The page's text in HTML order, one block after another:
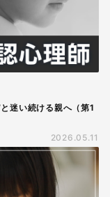
迷い続ける親へ（第1
2026.05.11